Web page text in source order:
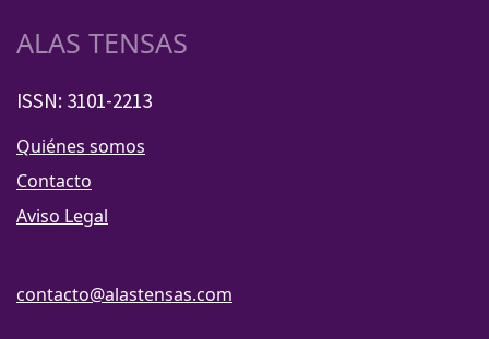
ALAS TENSAS
ISSN: 3101-2213
Quiénes somos
Contacto
Aviso Legal
contacto@alastensas.com